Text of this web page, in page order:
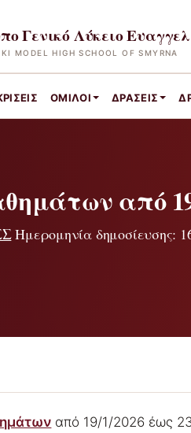
Γενικό Λύκειο
MODEL HIGH SCHOOL OF SMYRNA
ΌΜΙΛΟΙ ΔΡΆΣΕΙΣ
από 19/
Ημερομηνία δημοσίευσης:
από 19/1/2026 έως